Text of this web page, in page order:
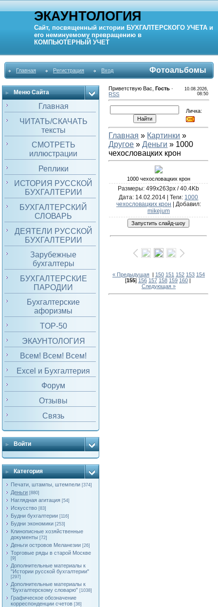
ЭКАУНТОЛОГИЯ
Сайт, посвященный истории БУХГАЛТЕРСКОГО УЧЕТА и
его неминуемому превращению в
КОМПЬЮТЕРНЫЙ УЧЕТ
Главная Регистрация Вход Фотоальбомы
Меню Сайта
Главная
ЧИТАТЬ/СКАЧАТЬ
тексты
СМОТРЕТЬ
иллюстрации
Реплики
ИСТОРИЯ РУССКОЙ
БУХГАЛТЕРИИ
БУХГАЛТЕРСКИЙ
СЛОВАРЬ
ДЕЯТЕЛИ РУССКОЙ
БУХГАЛТЕРИИ
Зарубежные
бухгалтеры
БУХГАЛТЕРСКИЕ
ПАРОДИИ
Бухгалтерские
афоризмы
TOP-50
ЭКАУНТОЛОГИЯ
Всем! Всем! Всем!
Excel и Бухгалтерия
Форум
Отзывы
Связь
Войти
Категория
Печати, штампы, штемпели [374]
Деньги [880]
Наглядная агитация [54]
Искусство [83]
Будни бухгалтерии [116]
Будни экономики [253]
Клинописные хозяйственные
документы [72]
Деньги островов Меланезии [26]
Торговые ряды в старой Москве
[9]
Дополнительные материалы к
"Истории русской бухгалтерии"
[297]
Дополнительные материалы к
"Бухгалтерскому словарю" [1038]
Графическое обозначение
корреспонденции счетов [36]
Приветствую Вас ,Гость ·
RSS
10.08.2026,
08:50
Личка:
Главная » Картинки »
Другое »Деньги » 1000
чехословацких крон
1000 чехословацких крон
Размеры: 499x263px / 40.4Kb
Дата: 14.02.2014 |Теги: 1000
чехословацких крон
Добавил:
mikejum
« Предыдущая| 150 151 152 153 154
[155] 156 157 158 159 160|
Следующая »